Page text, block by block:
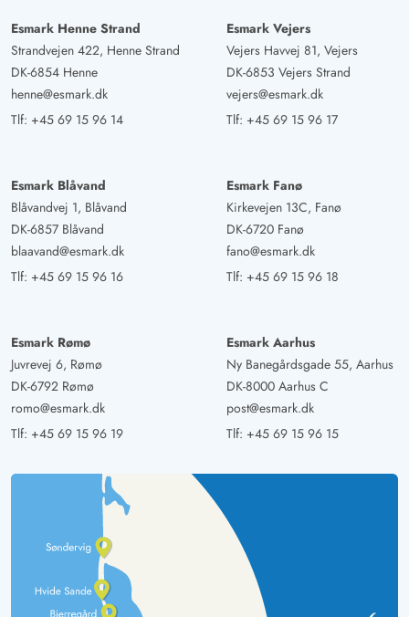
Esmark Henne Strand
Strandvejen 422, Henne Strand
DK-6854 Henne
henne@esmark.dk
Tlf: +45 69 15 96 14
Esmark Vejers
Vejers Havvej 81, Vejers
DK-6853 Vejers Strand
vejers@esmark.dk
Tlf: +45 69 15 96 17
Esmark Blåvand
Blåvandvej 1, Blåvand
DK-6857 Blåvand
blaavand@esmark.dk
Tlf: +45 69 15 96 16
Esmark Fanø
Kirkevejen 13C, Fanø
DK-6720 Fanø
fano@esmark.dk
Tlf: +45 69 15 96 18
Esmark Rømø
Juvrevej 6, Rømø
DK-6792 Rømø
romo@esmark.dk
Tlf: +45 69 15 96 19
Esmark Aarhus
Ny Banegårdsgade 55, Aarhus
DK-8000 Aarhus C
post@esmark.dk
Tlf: +45 69 15 96 15